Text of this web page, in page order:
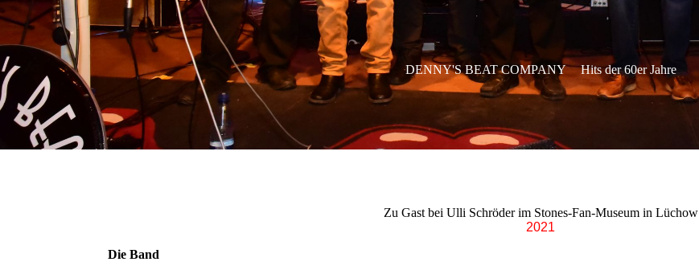
DENNY'S BEAT COMPANY Hits der 60er Jahre
Zu Gast bei Ulli Schröder im Stones-Fan-Museum in Lüchow
2021
Die Band